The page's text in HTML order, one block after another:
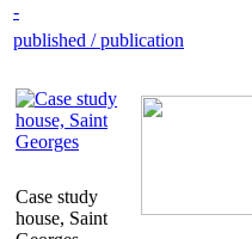
-
published / publication
Case study
house, Saint